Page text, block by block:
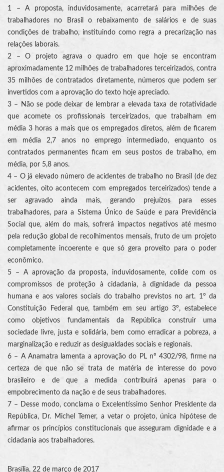
1 – A proposta, induvidosamente, acarretará para milhões de
trabalhadores no Brasil o rebaixamento de salários e de suas
condições de trabalho, instituindo como regra a precarização nas
relações laborais.
2 – O projeto agrava o quadro em que hoje se encontram
aproximadamente 12 milhões de trabalhadores terceirizados, contra
35 milhões de contratados diretamente, números que podem ser
invertidos com a aprovação do texto hoje apreciado.
3 – Não se pode deixar de lembrar a elevada taxa de rotatividade
que acomete os profissionais terceirizados, que trabalham em
média 3 horas a mais que os empregados diretos, além de ficarem
em média 2,7 anos no emprego intermediado, enquanto os
contratados permanentes ficam em seus postos de trabalho, em
média, por 5,8 anos.
4 – O já elevado número de acidentes de trabalho no Brasil (de dez
acidentes, oito acontecem com empregados terceirizados) tende a
ser agravado ainda mais, gerando prejuízos para esses
trabalhadores, para a Sistema Único de Saúde e para Previdência
Social que, além do mais, sofrerá impactos negativos até mesmo
pela redução global de recolhimentos mensais, fruto de um projeto
completamente incoerente e que só gera proveito para o poder
econômico.
5 – A aprovação da proposta, induvidosamente, colide com os
compromissos de proteção à cidadania, à dignidade da pessoa
humana e aos valores sociais do trabalho previstos no art. 1º da
Constituição Federal que, também em seu artigo 3º, estabelece
como objetivos fundamentais da República construir uma
sociedade livre, justa e solidária, bem como erradicar a pobreza, a
marginalização e reduzir as desigualdades sociais e regionais.
6 – A Anamatra lamenta a aprovação do PL nº 4302/98, firme na
certeza de que não se trata de matéria de interesse do povo
brasileiro e de que a medida contribuirá apenas para o
empobrecimento da nação e de seus trabalhadores.
7 – Desse modo, conclama o Excelentíssimo Senhor Presidente da
República, Dr. Michel Temer, a vetar o projeto, única hipótese de
afirmar os princípios constitucionais que asseguram dignidade e a
cidadania aos trabalhadores.
Brasília, 22 de março de 2017